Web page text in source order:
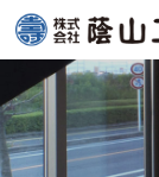
Skip
to
content